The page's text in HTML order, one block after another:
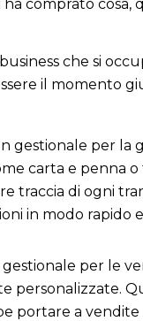
comprato cosa,
che si
il momento
gestionale per la
carta e penna
traccia di ogni
in modo
per le
personalizzate.
portare a